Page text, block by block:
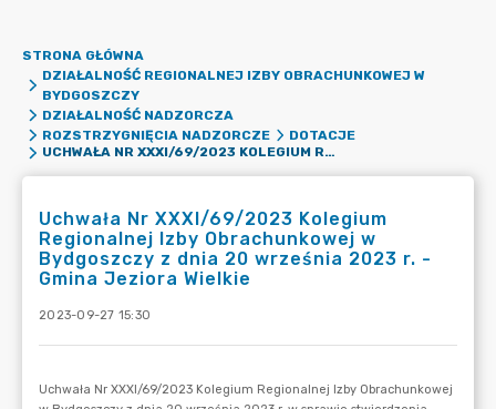
STRONA GŁÓWNA
DZIAŁALNOŚĆ REGIONALNEJ IZBY OBRACHUNKOWEJ W
BYDGOSZCZY
DZIAŁALNOŚĆ NADZORCZA
ROZSTRZYGNIĘCIA NADZORCZE
DOTACJE
UCHWAŁA NR XXXI/69/2023 KOLEGIUM REGIONALNEJ IZBY OBRACHUNKOWEJ W BYDGOSZCZY Z DNIA 20 WRZEŚNIA 2023 R. - GMINA JEZIORA WIELKIE
Uchwała Nr XXXI/69/2023 Kolegium
Regionalnej Izby Obrachunkowej w
Bydgoszczy z dnia 20 września 2023 r. -
Gmina Jeziora Wielkie
2023-09-27 15:30